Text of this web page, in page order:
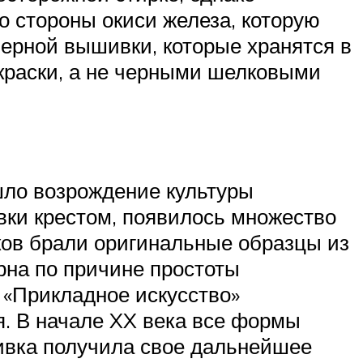
стороны окиси железа, которую
вышивки, которые хранятся в
а не черными шелковыми
возрождение культуры
крестом, появилось множество
брали оригинальные образцы из
по причине простоты
искусство»
В начале XX века все формы
получила свое дальнейшее